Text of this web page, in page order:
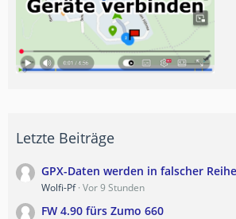
Letzte Beiträge
GPX-Daten werden in falscher
Wolfi-Pf Vor 9 Stunden
FW 4.90 fürs Zumo 660